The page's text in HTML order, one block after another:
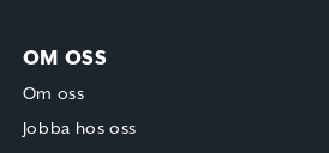
OM OSS
Om oss
Jobba hos oss